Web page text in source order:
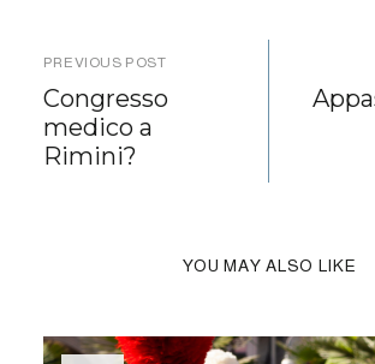
PREVIOUS POST
Congresso
medico a
Rimini?
YOU MAY ALSO LIKE